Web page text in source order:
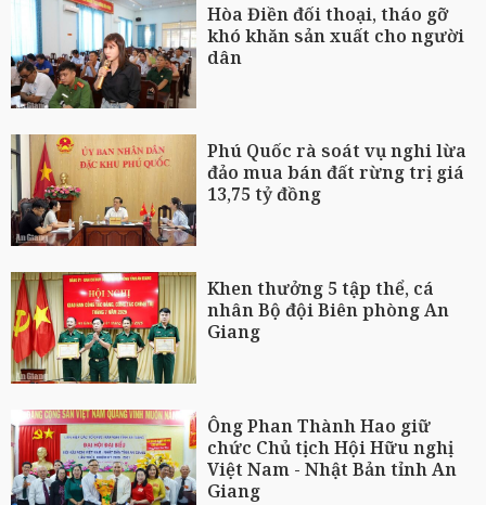
Hòa Điền đối thoại, tháo gỡ
khó khăn sản xuất cho người
dân
Phú Quốc rà soát vụ nghi lừa
đảo mua bán đất rừng trị giá
13,75 tỷ đồng
Khen thưởng 5 tập thể, cá
nhân Bộ đội Biên phòng An
Giang
Ông Phan Thành Hao giữ
chức Chủ tịch Hội Hữu nghị
Việt Nam - Nhật Bản tỉnh An
Giang